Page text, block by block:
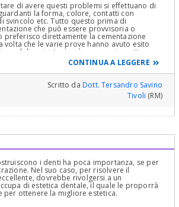
di avere questi problemi si effettuano di
la forma, colore, contatti con
svincolo etc. Tutto questo prima di
che può essere provvisoria o
preferisco direttamente la cementazione
volta che le varie prove hanno avuto esito
del paziente non è necessario mettere un
e poi rimuovere tutto rischiando la frattura
col definitivo. Se la corona in ceramica è
provvisorio si può rimuovere e farla
aggiungendo la quantità di ceramica
che l'odontotecnico può fare in
Comunque prima di farsi cementare
CONTINUA A LEGGERE
Scritto daDott. Tersandro Savino
Tivoli (RM)
i denti ha poca importanza, se per
Nel suo caso, per risolvere il
dovrebbe rivolgersi a un
di estetica dentale, il quale le proporrà
per ottenere la migliore estetica.